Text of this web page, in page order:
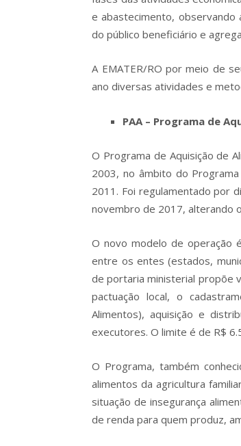
e abastecimento, observando
do público beneficiário e
A EMATER/RO por meio de
ano diversas atividades e
PAA – Programa de
O Programa de Aquisição de
2003, no âmbito do
2011. Foi regulamentado por
novembro de 2017, alterando
O novo modelo de operação
entre os entes (estados,
de portaria ministerial propõe
pactuação local, o
Alimentos), aquisição e
executores. O limite é de R$
O Programa, também
alimentos da agricultura
situação de insegurança
de renda para quem produz,